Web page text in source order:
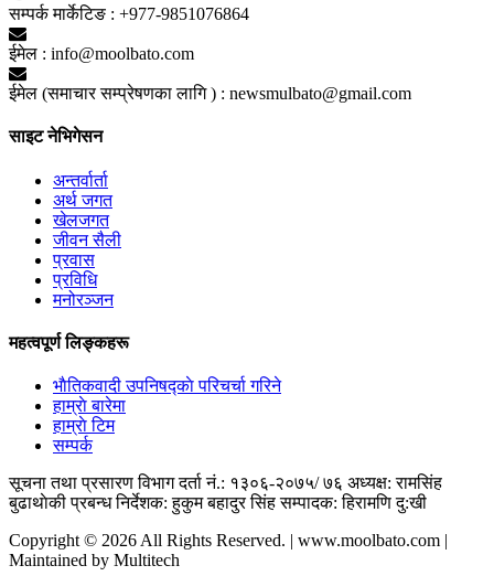
सम्पर्क मार्केटिङ : +977-9851076864
ईमेल : info@moolbato.com
ईमेल (समाचार सम्प्रेषणका लागि ) : newsmulbato@gmail.com
साइट नेभिगेसन
अन्तर्वार्ता
अर्थ जगत
खेलजगत
जीवन सैली
प्रवास
प्रविधि
मनोरञ्जन
महत्वपूर्ण लिङ्कहरू
भाैतिकवादी उपनिषद्काे परिचर्चा गरिने
हाम्राे बारेमा
हाम्राे टिम
सम्पर्क
सूचना तथा प्रसारण विभाग दर्ता नं.: १३०६-२०७५/ ७६ अध्यक्ष: रामसिंह
बुढाथाेकी प्रबन्ध निर्देशक: हुकुम बहादुर सिंह सम्पादक: हिरामणि दु:खी
Copyright © 2026 All Rights Reserved. | www.moolbato.com |
Maintained by Multitech